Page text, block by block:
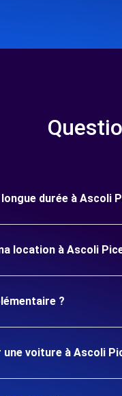
durée à Ascoli
location à Ascoli
?
voiture à Ascoli